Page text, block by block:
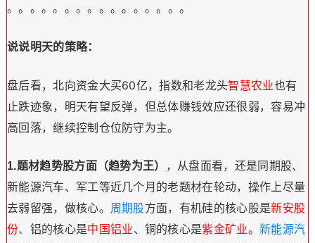
。。 。 。。 。 。。 。 。。 。 。。 。 。
说说明天的策略：
盘后看，北向资金大买60亿，指数和老龙头智慧农业也有
止跌迹象，明天有望反弹，但总体赚钱效应还很弱，容易冲
高回落，继续控制仓位防守为主。
1.题材趋势股方面（趋势为王）
，从盘面看，还是同期股、
新能源汽车、军工等近几个月的老题材在轮动，操作上尽量
去弱留强，做核心。 周期股方面，有机硅的核心股是新安股
份、 铝的核心是中国铝业、铜的核心是紫金矿业。新能源汽